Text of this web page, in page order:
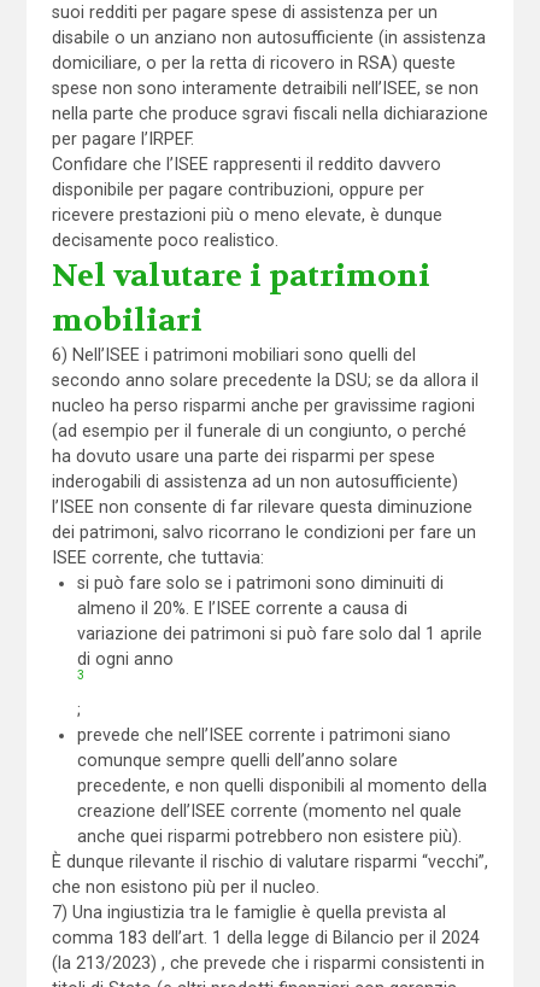
suoi redditi per pagare spese di assistenza per un
disabile o un anziano non autosufficiente (in assistenza
domiciliare, o per la retta di ricovero in RSA) queste
spese non sono interamente detraibili nell’ISEE, se non
nella parte che produce sgravi fiscali nella dichiarazione
per pagare l’IRPEF.
Confidare che l’ISEE rappresenti il reddito davvero
disponibile per pagare contribuzioni, oppure per
ricevere prestazioni più o meno elevate, è dunque
decisamente poco realistico.
Nel valutare i patrimoni
mobiliari
6) Nell’ISEE i patrimoni mobiliari sono quelli del
secondo anno solare precedente la DSU; se da allora il
nucleo ha perso risparmi anche per gravissime ragioni
(ad esempio per il funerale di un congiunto, o perché
ha dovuto usare una parte dei risparmi per spese
inderogabili di assistenza ad un non autosufficiente)
l’ISEE non consente di far rilevare questa diminuzione
dei patrimoni, salvo ricorrano le condizioni per fare un
ISEE corrente, che tuttavia:
si può fare solo se i patrimoni sono diminuiti di
almeno il 20%. E l’ISEE corrente a causa di
variazione dei patrimoni si può fare solo dal 1 aprile
di ogni anno
3
;
prevede che nell’ISEE corrente i patrimoni siano
comunque sempre quelli dell’anno solare
precedente, e non quelli disponibili al momento della
creazione dell’ISEE corrente (momento nel quale
anche quei risparmi potrebbero non esistere più).
È dunque rilevante il rischio di valutare risparmi “vecchi”,
che non esistono più per il nucleo.
7) Una ingiustizia tra le famiglie è quella prevista al
comma 183 dell’art. 1 della legge di Bilancio per il 2024
(la 213/2023) , che prevede che i risparmi consistenti in